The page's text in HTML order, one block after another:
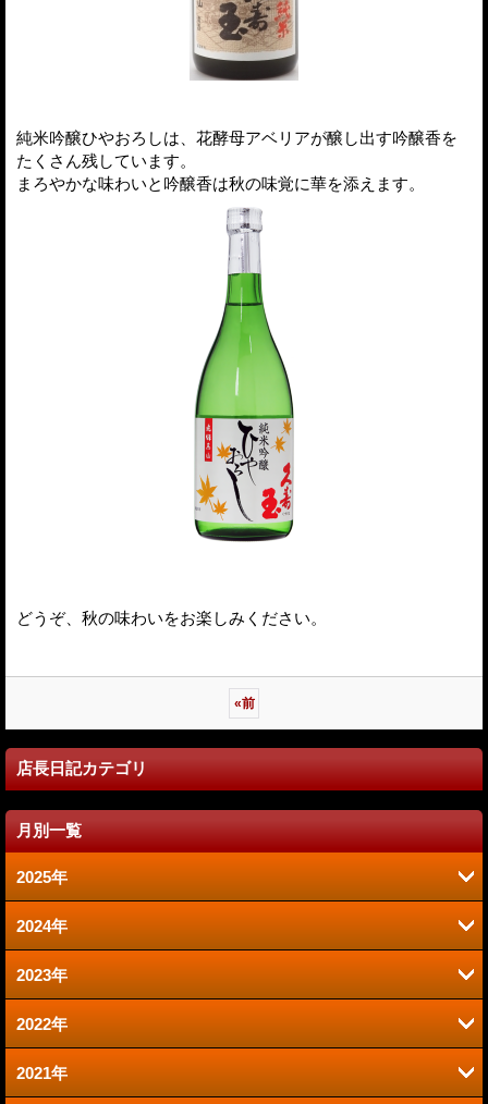
純米吟醸ひやおろしは、花酵母アベリアが醸し出す吟醸香を
たくさん残しています。
まろやかな味わいと吟醸香は秋の味覚に華を添えます。
どうぞ、秋の味わいをお楽しみください。
«前
店長日記カテゴリ
月別一覧
2025年
6月 (2)
1月 (1)
2024年
9月 (2)
8月 (2)
2023年
6月 (1)
2022年
12月 (1)
2021年